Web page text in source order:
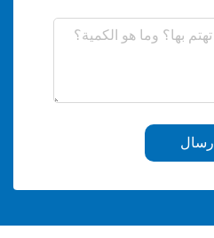
إرسال